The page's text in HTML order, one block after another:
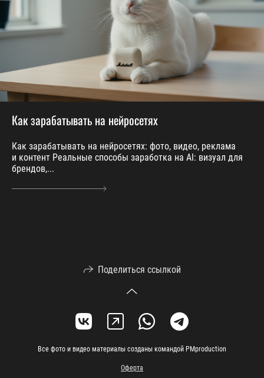
Как зарабатывать на нейросетях
Как зарабатывать на нейросетях: фото, видео, реклама
и контент Реальные способы заработка на AI: визуал для
брендов,...
Поделиться ссылкой
Все фото и видео материалы созданы командой PMproduction
Оферта